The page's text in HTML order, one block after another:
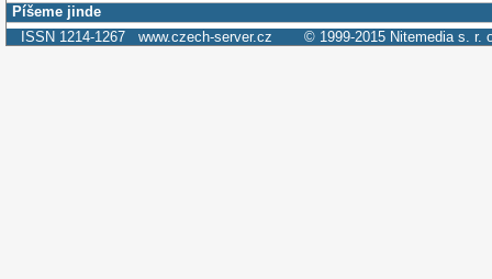
Píšeme jinde
ISSN 1214-1267 www.czech-server.cz © 1999-2015 Nitemedia s. r.